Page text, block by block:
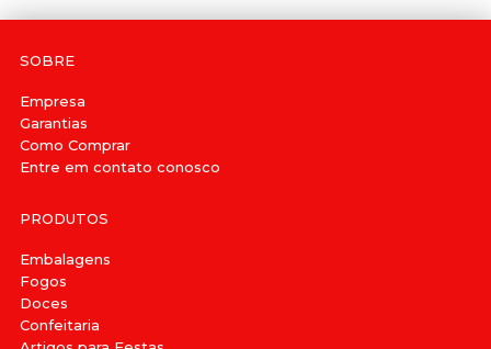
SOBRE
Empresa
Garantias
Como Comprar
Entre em contato conosco
PRODUTOS
Embalagens
Fogos
Doces
Confeitaria